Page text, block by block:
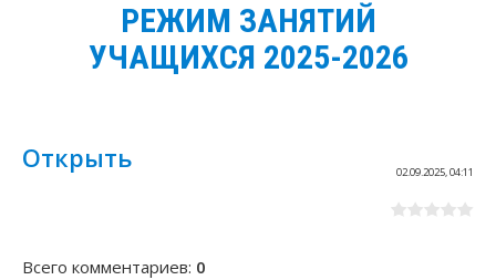
РЕЖИМ ЗАНЯТИЙ
УЧАЩИХСЯ 2025-2026
Открыть 02.09.2025, 04:11
Всего комментариев: 0